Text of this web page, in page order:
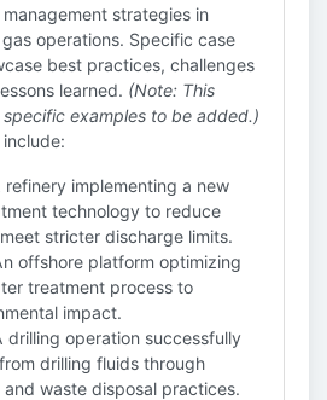
strategies in
operations. Specific case
best practices, challenges
learned. (Note: This
examples to be added.)
refinery implementing a new
technology to reduce
stricter discharge limits.
offshore platform optimizing
treatment process to
impact.
drilling operation successfully
drilling fluids through
waste disposal practices.